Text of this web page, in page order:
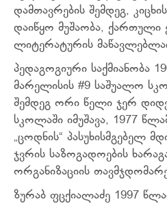
დამთავრების შემდეგ,
დაიწყო მუშაობა, ქართული
ლიტერატურის
პედაგოგიური საქმიანობა
მარელისის #9 საშუალო
შემდეგ ორი წელი ჯერ
სკოლაში იმუშავა, 1977
„ცოდნის“ პასუხისმგებელ
ჯვრის საზოგადოების
ორგანიზაციის
ზურაბ ფცქიალაძე 1997